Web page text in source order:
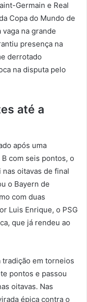
Germain e Real
Copa do Mundo de
vaga na grande
presença na
derrotado
na disputa pelo
até a
após uma
com seis pontos, o
oitavas de final
o Bayern de
com duas
Luis Enrique, o PSG
que já rendeu ao
tradição em torneios
pontos e passou
oitavas. Nas
épica contra o